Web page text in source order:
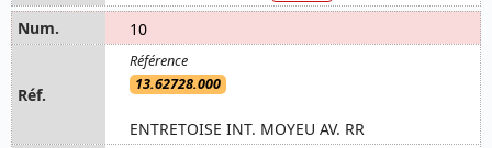
10
13.62728.000
ENTRETOISE INT. MOYEU AV. RR